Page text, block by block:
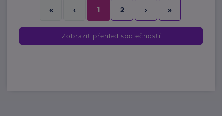
« ‹ 1 2 › »
Zobrazit přehled společností